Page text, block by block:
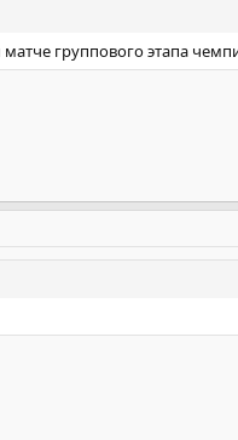
группового этапа